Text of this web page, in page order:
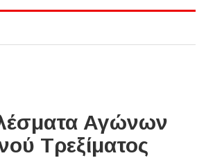
Αγώνων
Τρεξίματος